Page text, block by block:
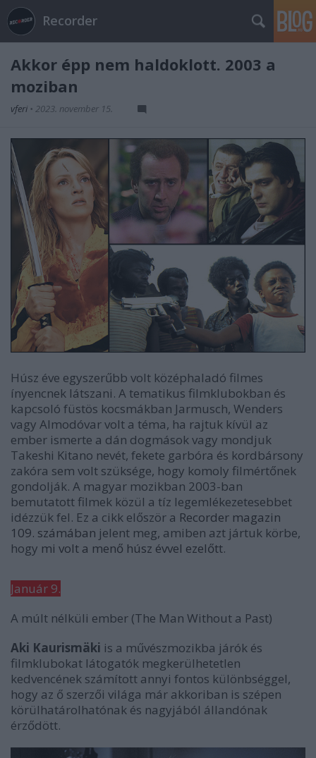
Recorder
Akkor épp nem haldoklott. 2003 a
moziban
vferi • 2023. november 15.
Húsz éve egyszerűbb volt középhaladó filmes
ínyencnek látszani. A tematikus filmklubokban és
kapcsoló füstös kocsmákban Jarmusch, Wenders
vagy Almodóvar volt a téma, ha rajtuk kívül az
ember ismerte a dán dogmások vagy mondjuk
Takeshi Kitano nevét, fekete garbóra és kordbársony
zakóra sem volt szüksége, hogy komoly filmértőnek
gondolják. A magyar mozikban 2003-ban
bemutatott filmek közül a tíz legemlékezetesebbet
idézzük fel. Ez a cikk először a Recorder magazin
109. számában jelent meg, amiben azt jártuk körbe,
hogy mi volt a menő húsz évvel ezelőtt.
Január 9.
A múlt nélküli ember (The Man Without a Past)
Aki Kaurismäki is a művészmozikba járók és
filmklubokat látogatók megkerülhetetlen
kedvencének számított annyi fontos különbséggel,
hogy az ő szerzői világa már akkoriban is szépen
körülhatárolhatónak és nagyjából állandónak
érződött.